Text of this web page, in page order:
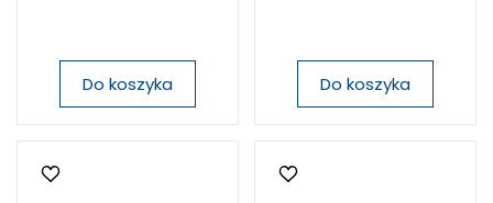
Do koszyka Do koszyka